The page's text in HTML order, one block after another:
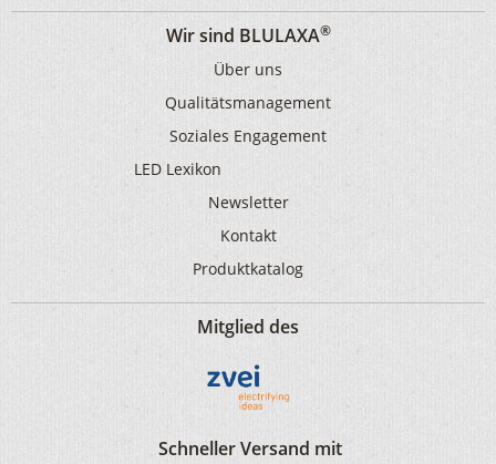
Wir sind BLULAXA®
Über uns
Qualitätsmanagement
Soziales Engagement
LED Lexikon
Newsletter
Kontakt
Produktkatalog
Mitglied des
Schneller Versand mit